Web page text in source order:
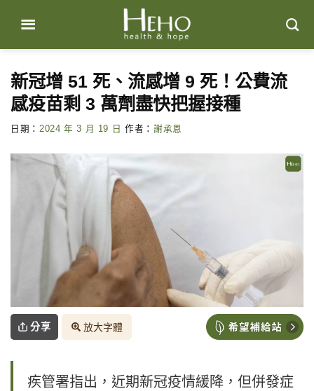
content
新冠增 51 死、流感增 9 死！公費流
感疫苗剩 3 萬劑盡快把握接種
日期： 2024 年 3 月 19 日 作者： 謝承恩
分享 放大字體
疾管署指出，近期新冠疫情緩降，但併發症